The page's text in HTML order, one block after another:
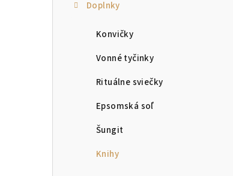
Doplnky
Konvičky
Vonné tyčinky
Rituálne sviečky
Epsomská soľ
Šungit
Knihy